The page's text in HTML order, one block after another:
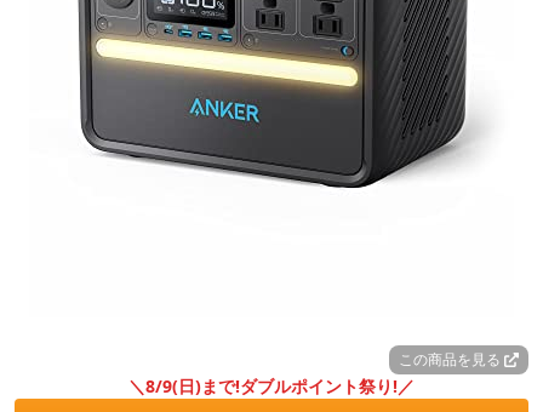
この商品を見る
＼8/9(日)まで!ダブルポイント祭り!／